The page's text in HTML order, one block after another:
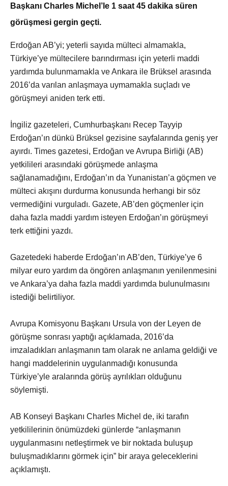
Başkanı Charles Michel’le 1 saat 45 dakika süren
görüşmesi gergin geçti.
Erdoğan AB’yi; yeterli sayıda mülteci almamakla,
Türkiye’ye mültecilere barındırması için yeterli maddi
yardımda bulunmamakla ve Ankara ile Brüksel arasında
2016’da varılan anlaşmaya uymamakla suçladı ve
görüşmeyi aniden terk etti.
İngiliz gazeteleri, Cumhurbaşkanı Recep Tayyip
Erdoğan’ın dünkü Brüksel gezisine sayfalarında geniş yer
ayırdı. Times gazetesi, Erdoğan ve Avrupa Birliği (AB)
yetkilileri arasındaki görüşmede anlaşma
sağlanamadığını, Erdoğan’ın da Yunanistan’a göçmen ve
mülteci akışını durdurma konusunda herhangi bir söz
vermediğini vurguladı. Gazete, AB’den göçmenler için
daha fazla maddi yardım isteyen Erdoğan’ın görüşmeyi
terk ettiğini yazdı.
Gazetedeki haberde Erdoğan’ın AB’den, Türkiye’ye 6
milyar euro yardım da öngören anlaşmanın yenilenmesini
ve Ankara’ya daha fazla maddi yardımda bulunulmasını
istediği belirtiliyor.
Avrupa Komisyonu Başkanı Ursula von der Leyen de
görüşme sonrası yaptığı açıklamada, 2016’da
imzaladıkları anlaşmanın tam olarak ne anlama geldiği ve
hangi maddelerinin uygulanmadığı konusunda
Türkiye’yle aralarında görüş ayrılıkları olduğunu
söylemişti.
AB Konseyi Başkanı Charles Michel de, iki tarafın
yetkililerinin önümüzdeki günlerde “anlaşmanın
uygulanmasını netleştirmek ve bir noktada buluşup
buluşmadıklarını görmek için” bir araya geleceklerini
açıklamıştı.